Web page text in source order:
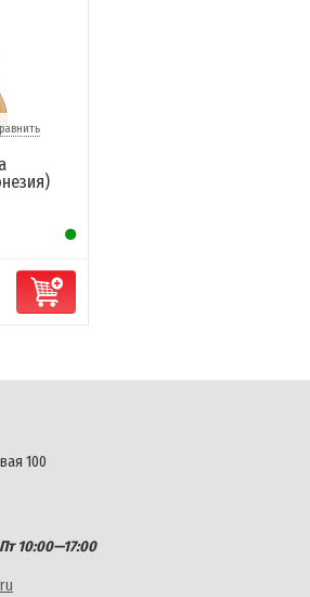
100
10:00—17:00